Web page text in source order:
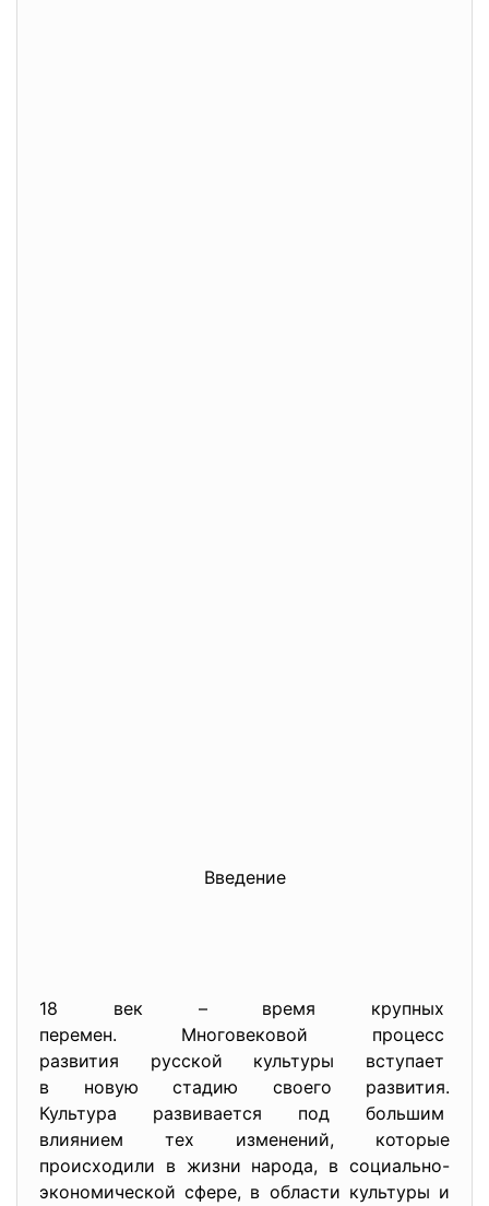
Введение
18 век – время крупных
перемен. Многовековой процесс
развития русской культуры вступает
в новую стадию своего развития.
Культура развивается под большим
влиянием тех изменений, которые
происходили в жизни народа, в социально-
экономической сфере, в области культуры и